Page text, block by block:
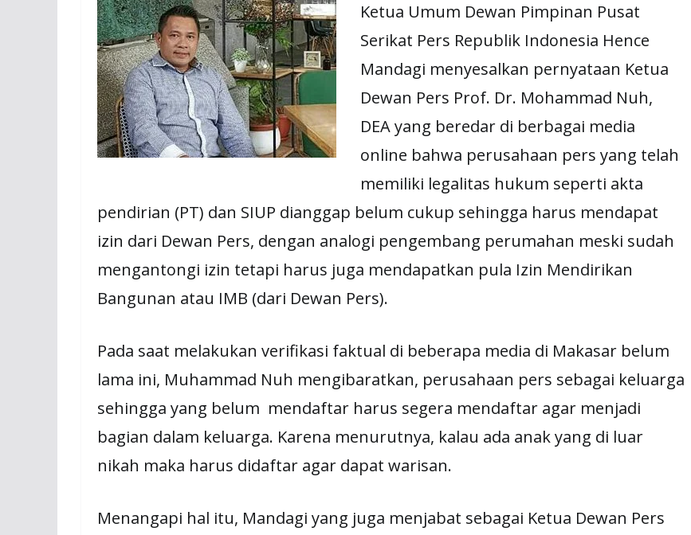
Ketua Umum Dewan Pimpinan Pusat
Serikat Pers Republik Indonesia Hence
Mandagi menyesalkan pernyataan Ketua
Dewan Pers Prof. Dr. Mohammad Nuh,
DEA yang beredar di berbagai media
online bahwa perusahaan pers yang telah
memiliki legalitas hukum seperti akta
pendirian (PT) dan SIUP dianggap belum cukup sehingga harus mendapat
izin dari Dewan Pers, dengan analogi pengembang perumahan meski sudah
mengantongi izin tetapi harus juga mendapatkan pula Izin Mendirikan
Bangunan atau IMB (dari Dewan Pers).
Pada saat melakukan verifikasi faktual di beberapa media di Makasar belum
lama ini, Muhammad Nuh mengibaratkan, perusahaan pers sebagai keluarga
sehingga yang belum mendaftar harus segera mendaftar agar menjadi
bagian dalam keluarga. Karena menurutnya, kalau ada anak yang di luar
nikah maka harus didaftar agar dapat warisan.
Menangapi hal itu, Mandagi yang juga menjabat sebagai Ketua Dewan Pers